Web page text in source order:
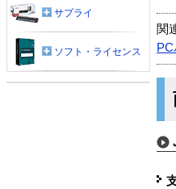
関
サプライ
ソフト・ライセンス